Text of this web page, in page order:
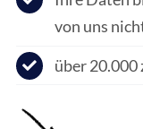
von uns
über 20.000